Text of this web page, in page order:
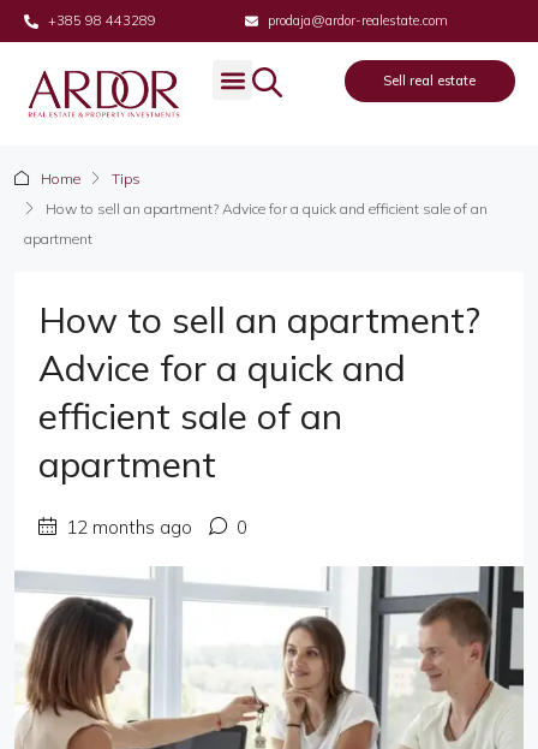
+385 98 443289 prodaja@ardor-realestate.com
Sell real estate
Home
Tips
How to sell an apartment? Advice for a quick and efficient sale of an
apartment
How to sell an apartment?
Advice for a quick and
efficient sale of an
apartment
12 months ago 0